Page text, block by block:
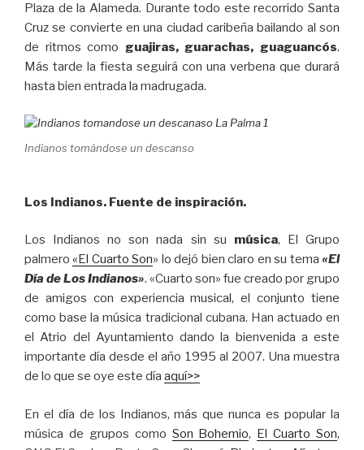
Plaza de la Alameda. Durante todo este recorrido Santa
Cruz se convierte en una ciudad caribeña bailando al son
de ritmos como guajiras, guarachas, guaguancós.
Más tarde la fiesta seguirá con una verbena que durará
hasta bien entrada la madrugada.
Indianos tomándose un descanso
Los Indianos. Fuente de inspiración.
Los Indianos no son nada sin su música, El Grupo
palmero«El Cuarto Son» lo dejó bien claro en su tema«El
Día de Los Indianos». «Cuarto son» fue creado por grupo
de amigos con experiencia musical, el conjunto tiene
como base la música tradicional cubana. Han actuado en
el Atrio del Ayuntamiento dando la bienvenida a este
importante día desde el año 1995 al 2007. Una muestra
de lo que se oye este día aquí>>
En el día de los Indianos, más que nunca es popular la
música de grupos como Son Bohemio, El Cuarto Son,